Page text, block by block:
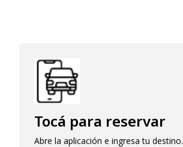
Tocá para reservar
Abre la aplicación e ingresa tu destino.